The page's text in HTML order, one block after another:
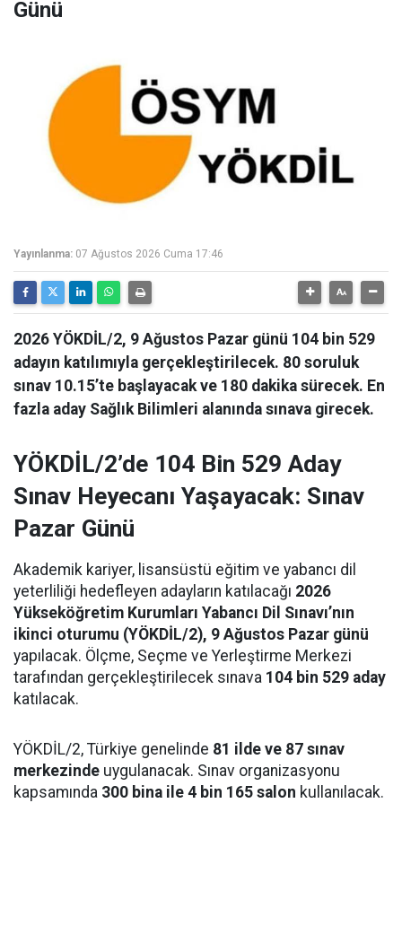
Günü
Yayınlanma: 07 Ağustos 2026 Cuma 17:46
2026 YÖKDİL/2, 9 Ağustos Pazar günü 104 bin 529
adayın katılımıyla gerçekleştirilecek. 80 soruluk
sınav 10.15’te başlayacak ve 180 dakika sürecek. En
fazla aday Sağlık Bilimleri alanında sınava girecek.
YÖKDİL/2’de 104 Bin 529 Aday
Sınav Heyecanı Yaşayacak: Sınav
Pazar Günü
Akademik kariyer, lisansüstü eğitim ve yabancı dil
yeterliliği hedefleyen adayların katılacağı 2026
Yükseköğretim Kurumları Yabancı Dil Sınavı’nın
ikinci oturumu (YÖKDİL/2), 9 Ağustos Pazar günü
yapılacak. Ölçme, Seçme ve Yerleştirme Merkezi
tarafından gerçekleştirilecek sınava 104 bin 529 aday
katılacak.
YÖKDİL/2, Türkiye genelinde 81 ilde ve 87 sınav
merkezinde uygulanacak. Sınav organizasyonu
kapsamında 300 bina ile 4 bin 165 salon kullanılacak.